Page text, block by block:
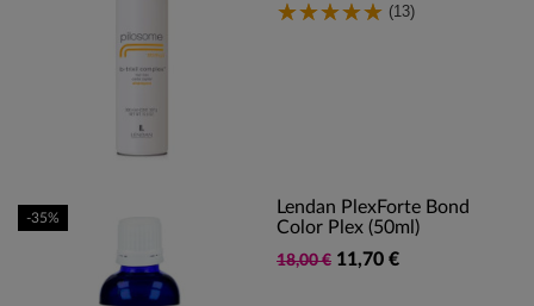
(13)
Lendan PlexForte Bond
Color Plex (50ml)
18,00 € 11,70 €
-35%